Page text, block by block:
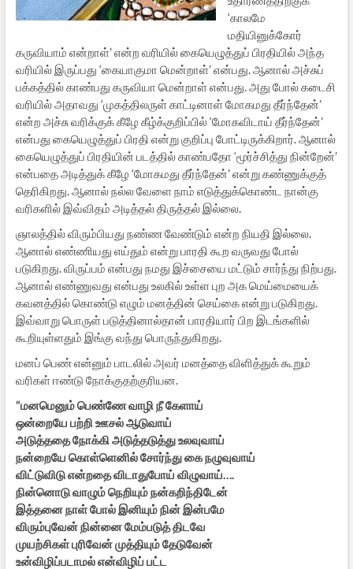
‘காலமே
மதியினுக்கோர்
கருவியாம் என்றாள்’ என்ற வரியில் கையெழுத்துப் பிரதியில் அந்த
வரியில் இருப்பது ‘கையாகுமா மென்றாள்’ என்பது. ஆனால் அச்சுப்
பக்கத்தில் காண்பது கருவியா மென்றாள் என்பது. அது போல் கடைசி
வரியில் அதாவது ‘முகத்திலருள் காட்டினாள் மோகமது தீர்ந்தேன்’
என்ற அச்சு வரிக்குக் கீழே கீழ்க்குறிப்பில் ‘மோகவிடாய் தீர்ந்தேன்’
என்பது கையெழுத்துப் பிரதி என்று குறிப்பு போட்டிருக்கிறார். ஆனால்
கையெழுத்துப் பிரதியின் படத்தில் காண்பதோ ‘மூர்ச்சித்து நின்றேன்’
என்பதை அடித்துக் கீழே ‘மோகமது தீர்ந்தேன்’ என்று கண்ணுக்குத்
தெரிகிறது. ஆனால் நல்ல வேளை நாம் எடுத்துக்கொண்ட நான்கு
வரிகளில் இவ்விதம் அடித்தல் திருத்தல் இல்லை.
ஞாலத்தில் விரும்பியது நண்ண வேண்டும் என்ற நியதி இல்லை.
ஆனால் எண்ணியது எய்தும் என்று பாரதி கூற வருவது போல்
படுகிறது. விருப்பம் என்பது நமது இச்சையை மட்டும் சார்ந்து நிற்பது.
ஆனால் எண்ணுவது என்பது உலகில் உள்ள புற அக மெய்மையைக்
கவனத்தில் கொண்டு எழும் மனத்தின் செய்கை என்று படுகிறது.
இவ்வாறு பொருள் படுத்தினால்தான் பாரதியார் பிற இடங்களில்
கூறியுள்ளதும் இங்கு வந்து பொருந்துகிறது.
மனப் பெண் என்னும் பாடலில் அவர் மனத்தை விளித்துக் கூறும்
வரிகள் ஈண்டு நோக்குதற்குரியன.
“மனமெனும் பெண்ணே வாழி நீ கேளாய்
ஒன்றையே பற்றி ஊசல் ஆடுவாய்
அடுத்ததை நோக்கி அடுத்தடுத்து உலவுவாய்
நன்றையே கொள்ளெனில் சோர்ந்து கை நழுவுவாய்
விட்டுவிடு என்றதை விடாதுபோய் விழுவாய்….
நின்னொடு வாழும் நெறியும் நன்கறிந்திடேன்
இத்தனை நாள் போல் இனியும் நின் இன்பமே
விரும்புவேன் நின்னை மேம்படுத் திடவே
முயற்சிகள் புரிவேன் முத்தியும் தேடுவேன்
உன்விழிப்படாமல் என்விழிப் பட்ட